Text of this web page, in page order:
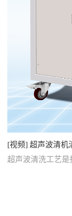
[视频] 超声波清机
超声波清洗工艺